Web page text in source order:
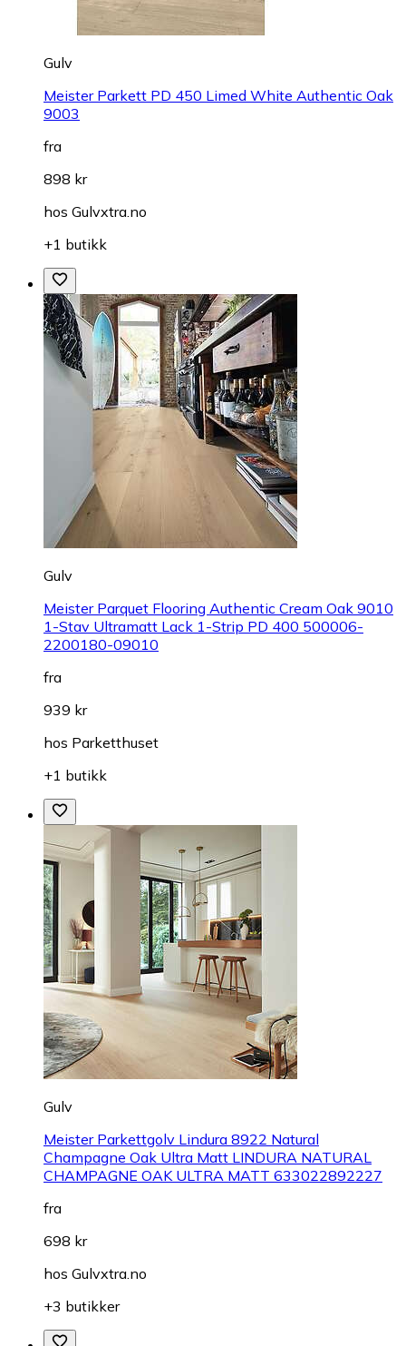
Gulv
Meister Parkett PD 450 Limed White Authentic Oak
9003
fra
898 kr
hos Gulvxtra.no
+1 butikk
Gulv
Meister Parquet Flooring Authentic Cream Oak 9010
1-Stav Ultramatt Lack 1-Strip PD 400 500006-
2200180-09010
fra
939 kr
hos Parketthuset
+1 butikk
Gulv
Meister Parkettgolv Lindura 8922 Natural
Champagne Oak Ultra Matt LINDURA NATURAL
CHAMPAGNE OAK ULTRA MATT 633022892227
fra
698 kr
hos Gulvxtra.no
+3 butikker